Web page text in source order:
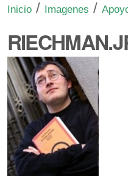
Inicio / Imagenes /